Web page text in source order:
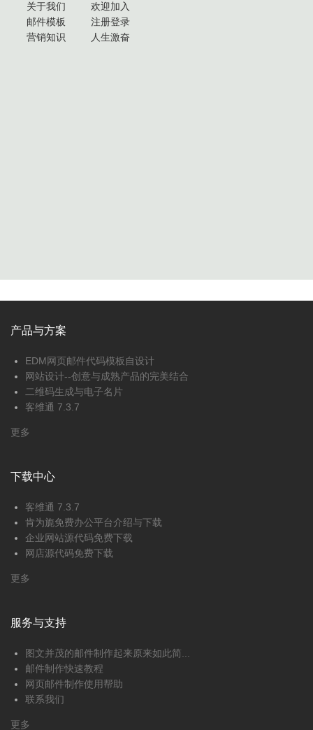
关于我们
欢迎加入
邮件模板
注册登录
营销知识
人生激奋
产品与方案
EDM网页邮件代码模板自设计
网站设计--创意与成熟产品的完美结合
二维码生成与电子名片
客维通 7.3.7
更多
下载中心
客维通 7.3.7
肯为旎免费办公平台介绍与下载
企业网站源代码免费下载
网店源代码免费下载
更多
服务与支持
图文并茂的邮件制作起来原来如此简...
邮件制作快速教程
网页邮件制作使用帮助
联系我们
更多